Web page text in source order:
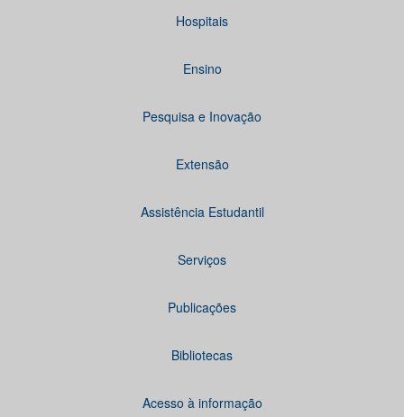
Hospitais
Ensino
Pesquisa e Inovação
Extensão
Assistência Estudantil
Serviços
Publicações
Bibliotecas
Acesso à informação